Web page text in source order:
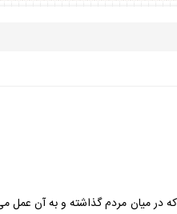
در ميان مردم گذاشته و به آن